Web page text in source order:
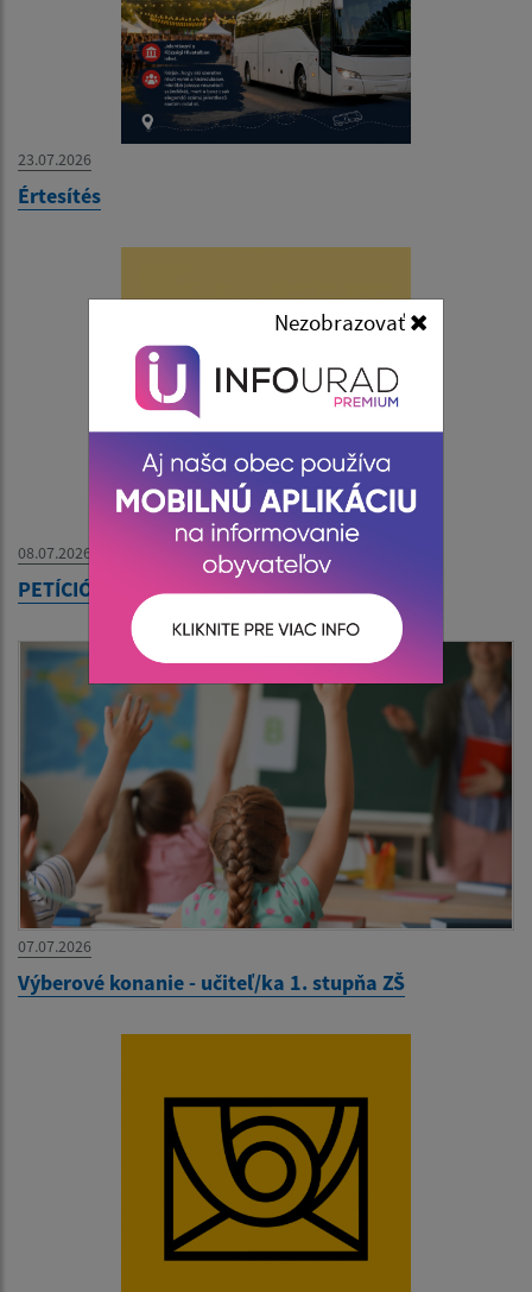
Nezobrazovať
23.07.2026
Értesítés
08.07.2026
PETÍCIÓ - Szlovák Posta
07.07.2026
Výberové konanie - učiteľ/ka 1. stupňa ZŠ